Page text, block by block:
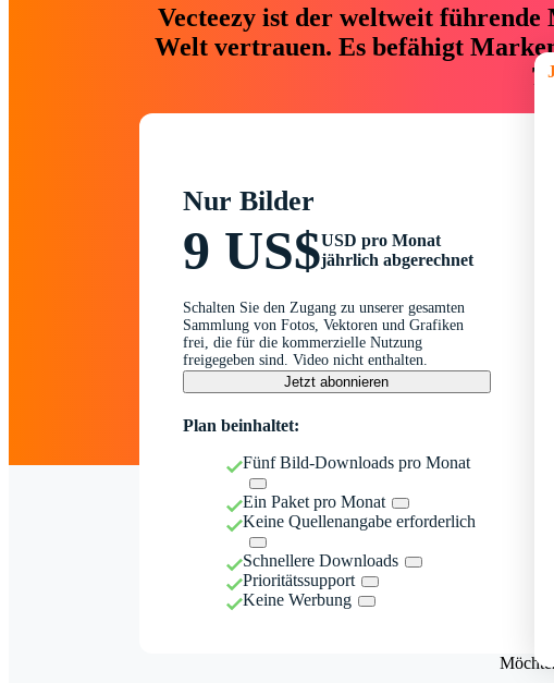
Vecteezy ist der weltweit
Welt vertrauen. Es befähigt
Nur Bilder
9 US$USD pro Monat
jährlich abgerechnet
Schalten Sie den Zugang zu unserer gesamten
Sammlung von Fotos, Vektoren und Grafiken
frei, die für die kommerzielle Nutzung
freigegeben sind. Video nicht enthalten.
Jetzt abonnieren
Plan beinhaltet:
Fünf Bild-Downloads pro Monat
Ein Paket pro Monat
Keine Quellenangabe erforderlich
Schnellere Downloads
Prioritätssupport
Keine Werbung